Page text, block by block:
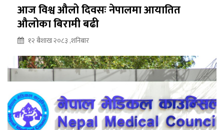
आज विश्व औलो दिवसः नेपालमा आयातित
औलोका बिरामी बढी
१२ बैशाख २०८३ ,शनिबार